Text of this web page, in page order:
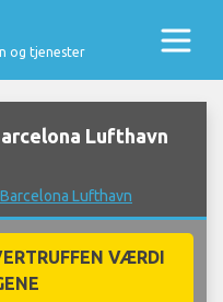
og tjenester
Lufthavn
Lufthavn
VÆRDI